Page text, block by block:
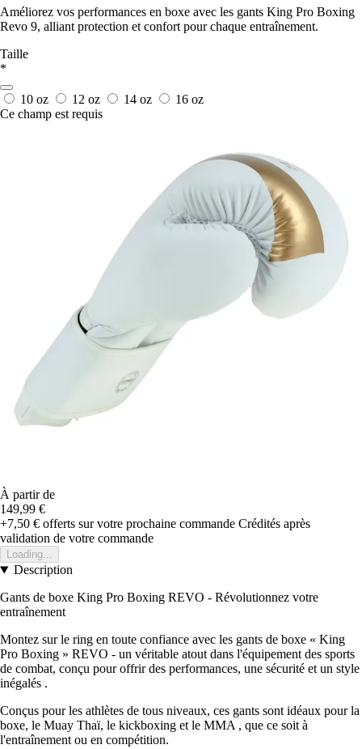
Améliorez vos performances en boxe avec les gants King Pro Boxing
Revo 9, alliant protection et confort pour chaque entraînement.
Taille
*
10 oz 12 oz 14 oz
16 oz
Ce champ est requis
À partir de
149,99 €
+7,50 € offerts sur votre prochaine commande Crédités après
validation de votre commande
Loading...
Description
Gants de boxe King Pro Boxing REVO - Révolutionnez votre
entraînement
Montez sur le ring en toute confiance avec les gants de boxe « King
Pro Boxing » REVO - un véritable atout dans l'équipement des sports
de combat, conçu pour offrir des performances, une sécurité et un style
inégalés .
Conçus pour les athlètes de tous niveaux, ces gants sont idéaux pour la
boxe, le Muay Thaï, le kickboxing et le MMA , que ce soit à
l'entraînement ou en compétition.